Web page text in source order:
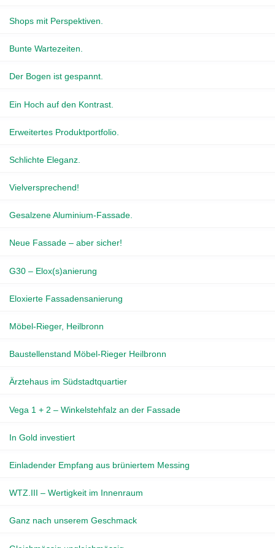
Shops mit Perspektiven.
Bunte Wartezeiten.
Der Bogen ist gespannt.
Ein Hoch auf den Kontrast.
Erweitertes Produktportfolio.
Schlichte Eleganz.
Vielversprechend!
Gesalzene Aluminium-Fassade.
Neue Fassade – aber sicher!
G30 – Elox(s)anierung
Eloxierte Fassadensanierung
Möbel-Rieger, Heilbronn
Baustellenstand Möbel-Rieger Heilbronn
Ärztehaus im Südstadtquartier
Vega 1 + 2 – Winkelstehfalz an der Fassade
In Gold investiert
Einladender Empfang aus brüniertem Messing
WTZ.III – Wertigkeit im Innenraum
Ganz nach unserem Geschmack